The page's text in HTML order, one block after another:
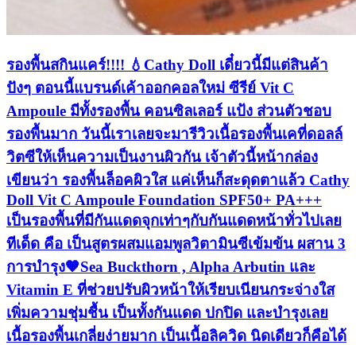
รองพื้นสกินแคร์!!!! 💧Cathy Doll เดี๋ยวนี้มีแต่สินค้า
ปังๆ ตอนนี้แบรนด์เค้าออกคอลใหม่ ซีรีย์ Vit C
Ampoule มีทั้งรองพื้น คอนซิลเลอร์ แป้ง ส่วนตัวชอบ
รองพื้นมาก วันนี้เราเลยจะมารีวิวเนื้อรองพื้นเคที่ดอลล์
วิตซีให้เห็นความเป็นงานผิวกัน เจ้าตัวนี้หน้ากล่อง
เขียนว่า รองพื้นล็อคผิวใส แค่เห็นก็สะดุดตาแล้ว Cathy
Doll Vit C Ampoule Foundation SPF50+ PA+++
เป็นรองพื้นที่มีกันแดดจุกเท่าๆกับกันแดดหน้าทั่วไปเลย
ทีเด็ด คือ เป็นสูตรผสมแอมพูลวิตามินซีเข้มข้น ผสาน 3
การบำรุง🧡Sea Buckthorn , Alpha Arbutin และ
Vitamin E ที่ช่วยปรับผิวหน้าให้เรียบเนียนกระจ่างใส
เพิ่มความชุ่มชื้น เป็นทั้งกันแดด ปกปิด และบำรุงเลย
เนื้อรองพื้นเกลี่ยง่ายมาก เป็นเนื้อลิควิด นิดเดียวก็คือได้